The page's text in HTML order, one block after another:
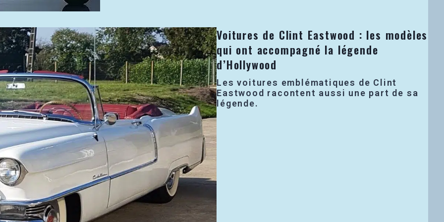
Voitures de Clint Eastwood : les modèles
qui ont accompagné la légende
d’Hollywood
Les voitures emblématiques de Clint
Eastwood racontent aussi une part de sa
légende.